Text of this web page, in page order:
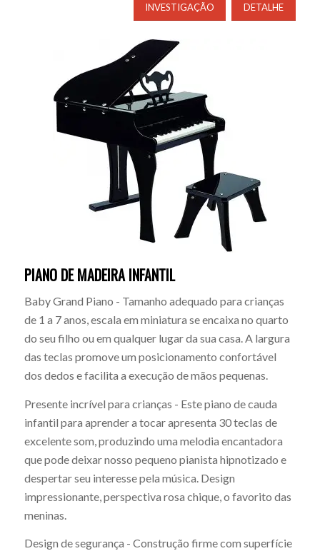
INVESTIGAÇÃO DETALHE
PIANO DE MADEIRA INFANTIL
Baby Grand Piano - Tamanho adequado para crianças
de 1 a 7 anos, escala em miniatura se encaixa no quarto
do seu filho ou em qualquer lugar da sua casa. A largura
das teclas promove um posicionamento confortável
dos dedos e facilita a execução de mãos pequenas.
Presente incrível para crianças - Este piano de cauda
infantil para aprender a tocar apresenta 30 teclas de
excelente som, produzindo uma melodia encantadora
que pode deixar nosso pequeno pianista hipnotizado e
despertar seu interesse pela música. Design
impressionante, perspectiva rosa chique, o favorito das
meninas.
Design de segurança - Construção firme com superfície